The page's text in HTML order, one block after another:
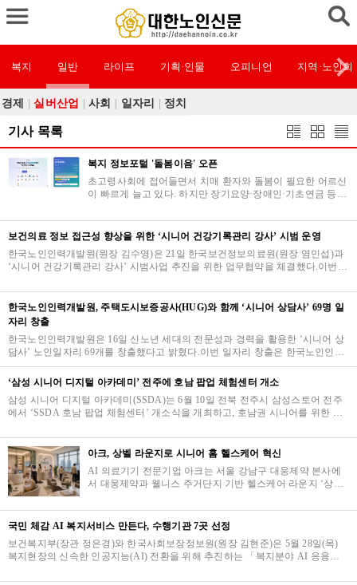
복지 일반 라이프 기획·인물 오피니언 지역·노인회
경제 실버산업 사회 일자리 정치
기사 목록
복지 정보포털 '돌봄이음' 오픈
초고령사회에 접어들면서 치매 환자와 돌봄이 필요한 어르신
이 빠르게 늘고 있다. 하지만 장기요양·장애인·기초연금 등 관
를 한 번에 찾기는 …
보건의료 정보 접근성 향상을 위한 ‘시니어 건강기록관리 강사’ 시범 운영
한국노인인력개발원(원장 김수영)은 21일 한국보건정보의료원(원장 염민섭)과
‘시니어 건강기록관리 강사’ 시범사업 추진을 위한 업무협약을 체결했다.이번
한국노인인력개발원, 주택도시보증공사(HUG)와 함께 ‘시니어 상담사’ 69명 일
자리 창출
한국노인인력개발원은 16일 신노년 세대의 전문성과 경력을 활용한 ‘시니어 상
담사’ 노인일자리 69개를 창출했다고 밝혔다.이번 일자리 창출은 한국노인인력
개발원과 주택도시보증공사(HUG)가 체결한 업무…
‘삼성 시니어 디지털 아카데미’ 전주에 호남 팝업 체험센터 개소
삼성 시니어 디지털 아카데미(SSDA)는 6월 10일 전북 전주시 삼성스토어 전주
에서 ‘SSDA 호남 팝업 체험센터’ 개소식을 개최하고, 호남권 시니어를 위한 생
아크, 상벨 라운지로 시니어 홈 헬스케어 혁신
AI 의료기기 전문기업 아크는 서울 강남구 대웅제약 본사에
서 대웅제약과 웰니스 주거단지 기반 헬스케어 라운지 ‘상벨
무협약(MOU)을 체결했다고 …
국민 체감 AI 복지서비스 만든다, 수행기관 7곳 선정
보건복지부(장관 정은경)와 한국사회보장정보원(원장 김현준)은 5월 28일(목)
복지현장의 신속한 인공지능(AI) 전환을 위해 추진하는 「복지분야 AI 응용제